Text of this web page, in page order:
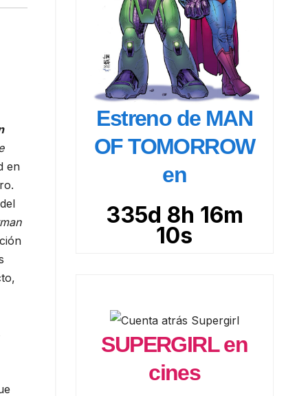
en
Estreno de MAN
OF TOMORROW
en
335d 8h 16m 9s
SUPERGIRL en
cines